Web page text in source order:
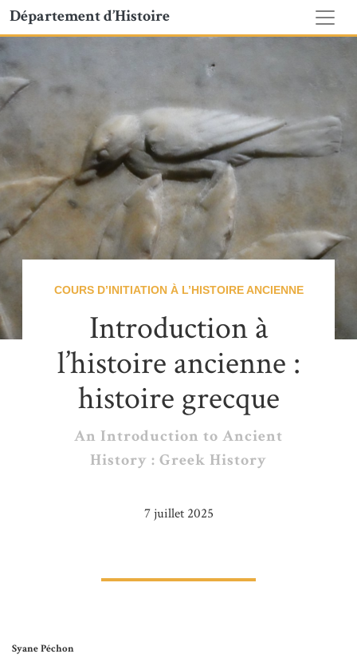
Département d’Histoire
COURS D’INITIATION À L’HISTOIRE ANCIENNE
Introduction à
l’histoire ancienne :
histoire grecque
An Introduction to Ancient
History : Greek History
7 juillet 2025
Syane Péchon